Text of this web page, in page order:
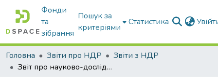
Фонди
та
зібрання
Пошук за
критеріями
Статистика
Головна Звіти про НДР
Звіти з НДР
Звіт про науково-дослідну роботу. Підпрограма 3 Розробка нових і вдосконалення існуючих технологій зберігання продукції рослинництва з використанням антиоксидантних препаратів